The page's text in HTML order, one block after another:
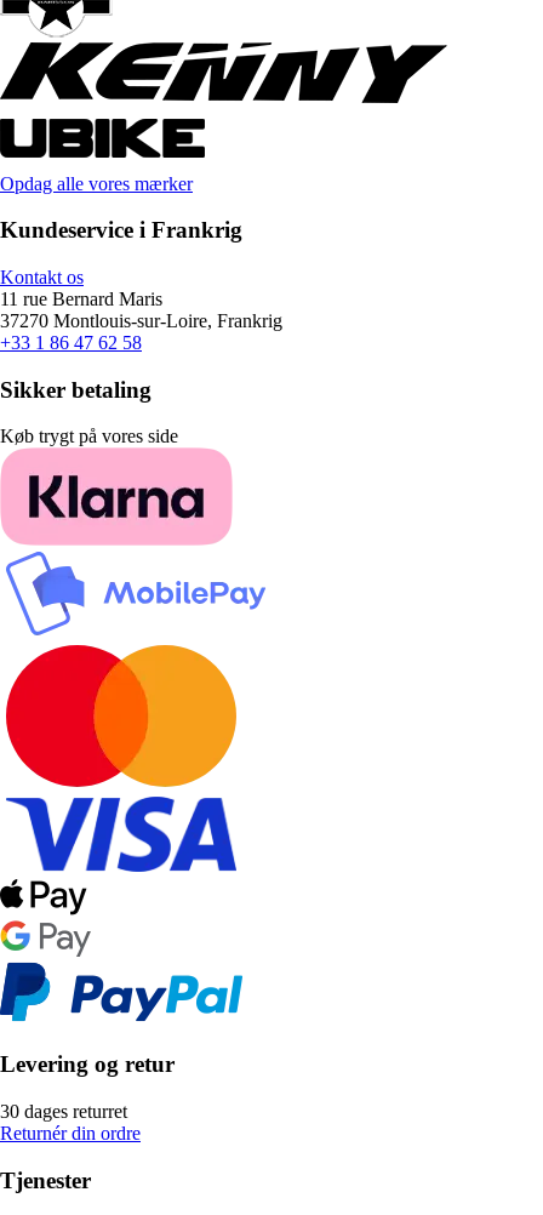
Opdag alle vores mærker
Kundeservice i Frankrig
Kontakt os
11 rue Bernard Maris
37270 Montlouis-sur-Loire, Frankrig
+33 1 86 47 62 58
Sikker betaling
Køb trygt på vores side
Levering og retur
30 dages returret
Returnér din ordre
Tjenester